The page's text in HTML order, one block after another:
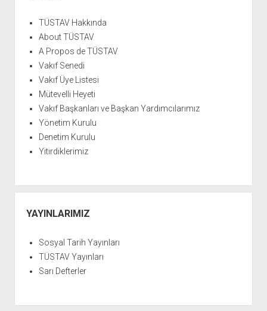
TÜSTAV Hakkında
About TÜSTAV
A Propos de TÜSTAV
Vakıf Senedi
Vakıf Üye Listesi
Mütevelli Heyeti
Vakıf Başkanları ve Başkan Yardımcılarımız
Yönetim Kurulu
Denetim Kurulu
Yitirdiklerimiz
YAYINLARIMIZ
Sosyal Tarih Yayınları
TÜSTAV Yayınları
Sarı Defterler